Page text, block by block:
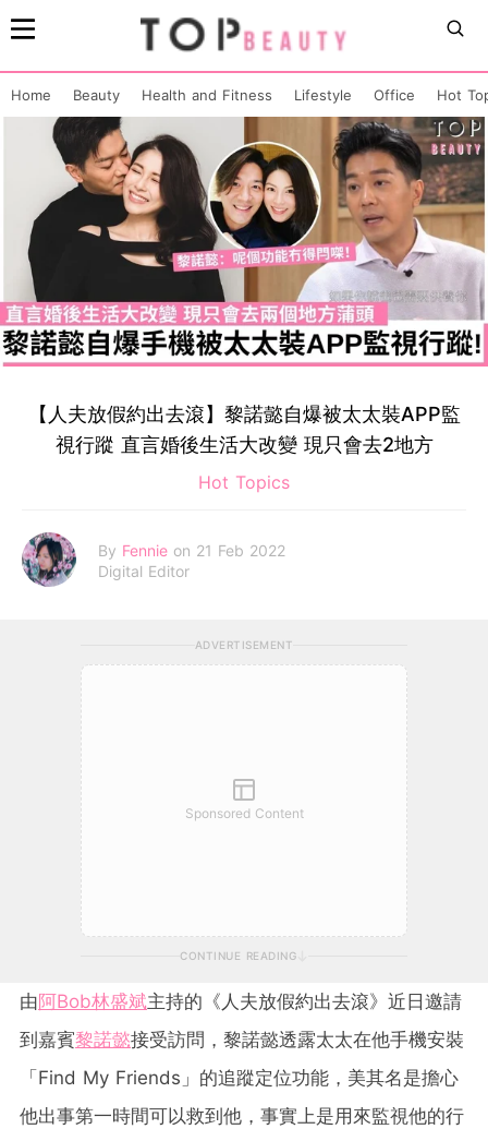
Home Beauty Health and Fitness Lifestyle Office Hot
【人夫放假約出去滾】黎諾懿自爆被太太裝APP監
視行蹤 直言婚後生活大改變 現只會去2地方
Hot Topics
By Fennie on 21 Feb 2022
Digital Editor
ADVERTISEMENT
Sponsored Content
CONTINUE READING
由阿Bob林盛斌主持的《人夫放假約出去滾》近日邀請
到嘉賓黎諾懿接受訪問，黎諾懿透露太太在他手機安裝
「Find My Friends」的追蹤定位功能，美其名是擔心
他出事第一時間可以救到他，事實上是用來監視他的行